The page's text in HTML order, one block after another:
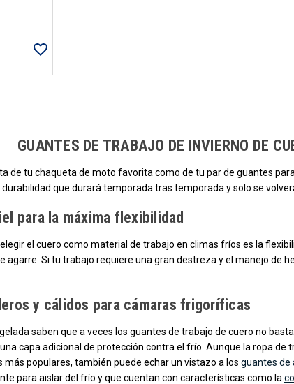
GUANTES DE TRABAJO DE INVIERNO DE
de tu chaqueta de moto favorita como de tu par de guantes
que durará temporada tras temporada y solo se
para la máxima flexibilidad
el cuero como material de trabajo en climas fríos es la
Si tu trabajo requiere una gran destreza y el manejo de
y cálidos para cámaras frigoríficas
saben que a veces los guantes de trabajo de cuero no
capa adicional de protección contra el frío. Aunque la ropa
populares, también puede echar un vistazo a los guantes de
para aislar del frío y que cuentan con características como la